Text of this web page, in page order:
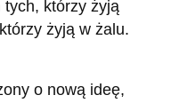
tych, którzy żyją
żyją w żalu.
o nową ideę,